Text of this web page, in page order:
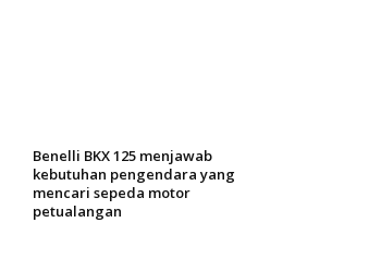
Benelli BKX 125 menjawab
kebutuhan pengendara yang
mencari sepeda motor
petualangan